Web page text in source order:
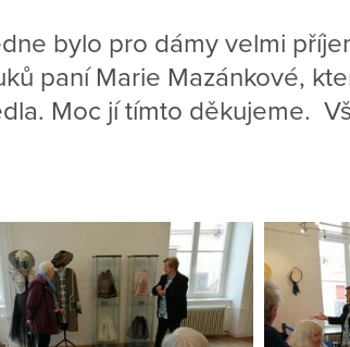
bylo pro dámy velmi
paní Marie Mazánkové,
Moc jí tímto děkujeme.